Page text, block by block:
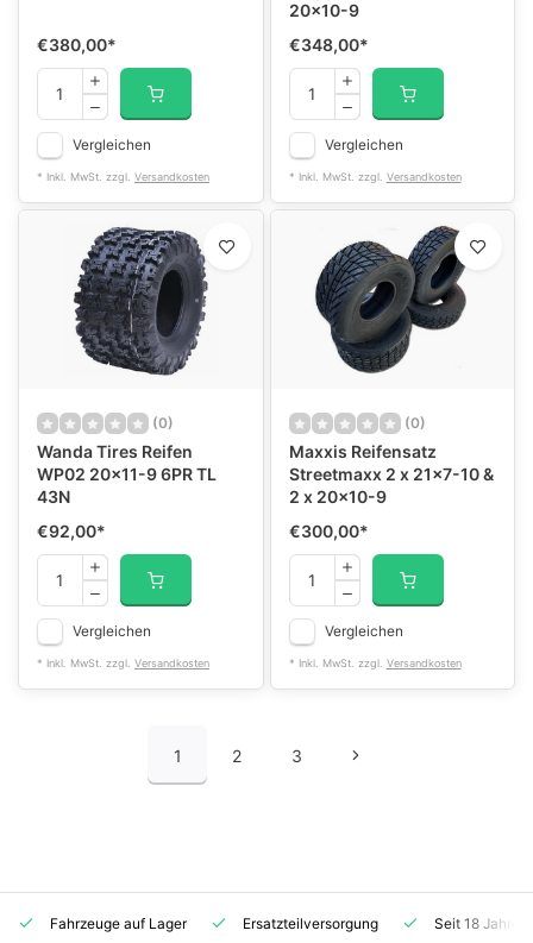
€380,00*
Vergleichen
* Inkl. MwSt. zzgl. Versandkosten
20x10-9
€348,00*
Vergleichen
* Inkl. MwSt. zzgl. Versandkosten
(0)
Wanda Tires Reifen
WP02 20x11-9 6PR TL
43N
€92,00*
Vergleichen
* Inkl. MwSt. zzgl. Versandkosten
(0)
Maxxis Reifensatz
Streetmaxx 2 x 21x7-10 &
2 x 20x10-9
€300,00*
Vergleichen
* Inkl. MwSt. zzgl. Versandkosten
1 2 3
Fahrzeuge auf Lager Ersatzteilversorgung Seit 18